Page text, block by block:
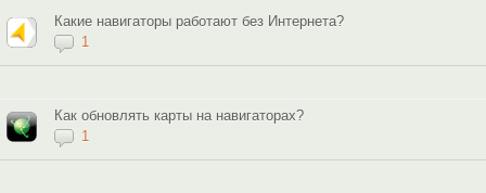
Какие навигаторы работают без Интернета?
1
Как обновлять карты на навигаторах?
1